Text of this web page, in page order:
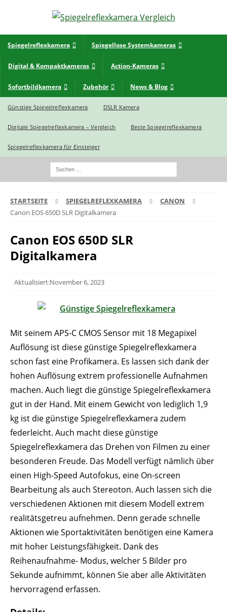
Spiegelreflexkamera Spiegellose Systemkameras
Digital & Kompaktkameras Action-Kameras
Sofortbildkamera Zubehör News & Blog
Günstige Spiegelreflexkamera DSLR Kamera
Digitale Spiegelreflexkamera – Vergleich Beste Spiegelreflexkamera
Spiegelreflexkamera für Einsteiger
STARTSEITE SPIEGELREFLEXKAMERA
CANON
Canon EOS 650D SLR Digitalkamera
Canon EOS 650D SLR
Digitalkamera
Aktualisiert:November 6, 2023
Mit seinem APS-C CMOS Sensor mit 18 Megapixel
Auflösung ist diese günstige Spiegelreflexkamera
schon fast eine Profikamera. Es lassen sich dank der
hohen Auflösung extrem professionelle Aufnahmen
machen. Auch liegt die günstige Spiegelreflexkamera
gut in der Hand. Mit einem Gewicht von lediglich 1,9
kg ist die günstige Spiegelreflexkamera zudem
federleicht. Auch macht diese günstige
Spiegelreflexkamera das Drehen von Filmen zu einer
besonderen Freude. Das Modell verfügt nämlich über
einen High-Speed Autofokus, eine On-screen
Bearbeitung als auch Stereoton. Auch lassen sich die
verschiedenen Aktionen mit diesem Modell extrem
realitätsgetreu aufnehmen. Denn gerade schnelle
Aktionen wie Sportaktivitäten benötigen eine Kamera
mit hoher Leistungsfähigkeit. Dank des
Reihenaufnahme- Modus, welcher 5 Bilder pro
Sekunde aufnimmt, können Sie aber alle Aktivitäten
hervorragend erfassen.